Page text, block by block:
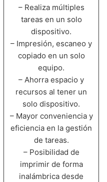
– Realiza múltiples
tareas en un solo
dispositivo.
– Impresión, escaneo y
copiado en un solo
equipo.
– Ahorra espacio y
recursos al tener un
solo dispositivo.
– Mayor conveniencia y
eficiencia en la gestión
de tareas.
– Posibilidad de
imprimir de forma
inalámbrica desde